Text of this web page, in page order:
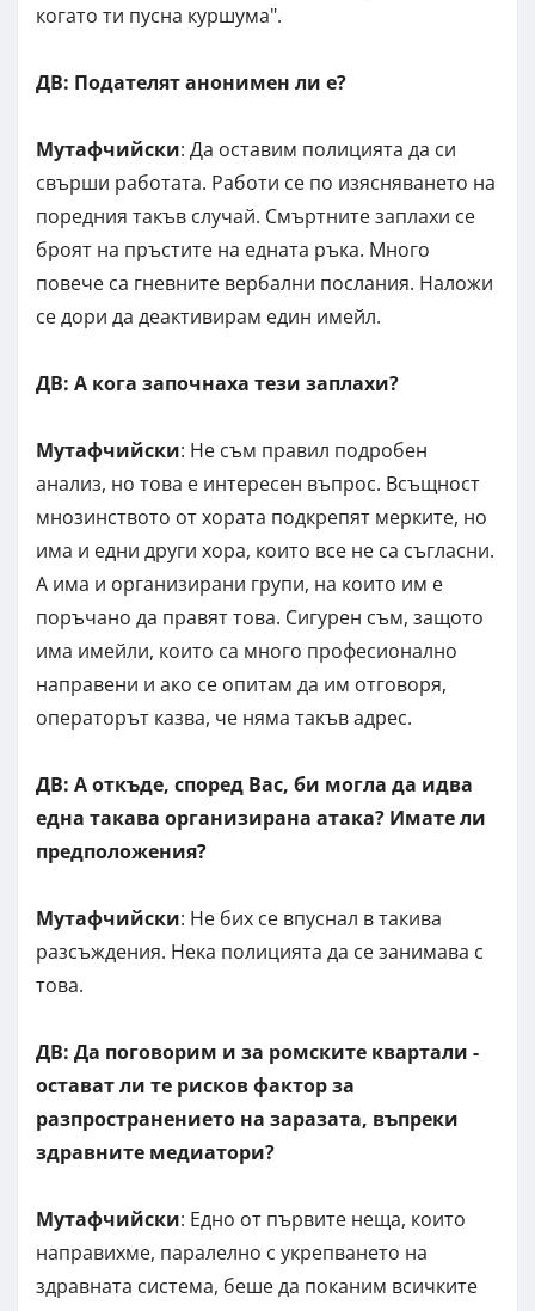
когато ти пусна куршума".
ДВ: Подателят анонимен ли е?
Мутафчийски: Да оставим полицията да си
свърши работата. Работи се по изясняването на
поредния такъв случай. Смъртните заплахи се
броят на пръстите на едната ръка. Много
повече са гневните вербални послания. Наложи
се дори да деактивирам един имейл.
ДВ: А кога започнаха тези заплахи?
Мутафчийски: Не съм правил подробен
анализ, но това е интересен въпрос. Всъщност
мнозинството от хората подкрепят мерките, но
има и едни други хора, които все не са съгласни.
А има и организирани групи, на които им е
поръчано да правят това. Сигурен съм, защото
има имейли, които са много професионално
направени и ако се опитам да им отговоря,
операторът казва, че няма такъв адрес.
ДВ: А откъде, според Вас, би могла да идва
една такава организирана атака? Имате ли
предположения?
Мутафчийски: Не бих се впуснал в такива
разсъждения. Нека полицията да се занимава с
това.
ДВ: Да поговорим и за ромските квартали -
остават ли те рисков фактор за
разпространението на заразата, въпреки
здравните медиатори?
Мутафчийски: Едно от първите неща, които
направихме, паралелно с укрепването на
здравната система, беше да поканим всичките